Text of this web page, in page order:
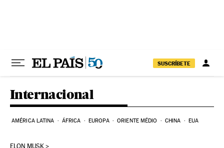
SUSCRÍBETE
Internacional
AMÉRICA LATINA ÁFRICA EUROPA ORIENTE MÉDIO CHINA EUA
ELON MUSK